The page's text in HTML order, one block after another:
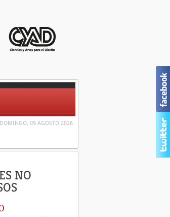
DOMINGO, 09 AGOSTO 2026
NO